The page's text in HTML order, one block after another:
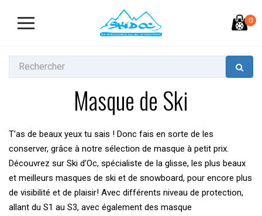
0
Masque de Ski
T’as de beaux yeux tu sais ! Donc fais en sorte de les
conserver, grâce à notre sélection de masque à petit prix.
Découvrez sur Ski d'Oc, spécialiste de la glisse, les plus beaux
et meilleurs masques de ski et de snowboard, pour encore plus
de visibilité et de plaisir! Avec différents niveau de protection,
allant du S1 au S3, avec également des masque